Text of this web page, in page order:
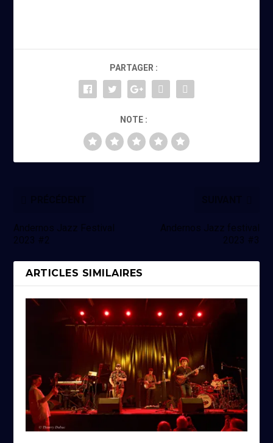
PARTAGER :
NOTE :
Andernos Jazz Festival
2023 #2
Andernos Jazz festival
2023 #3
ARTICLES SIMILAIRES